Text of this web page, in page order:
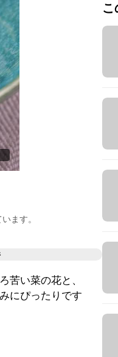
ます。
苦い菜の花と、
にぴったりです